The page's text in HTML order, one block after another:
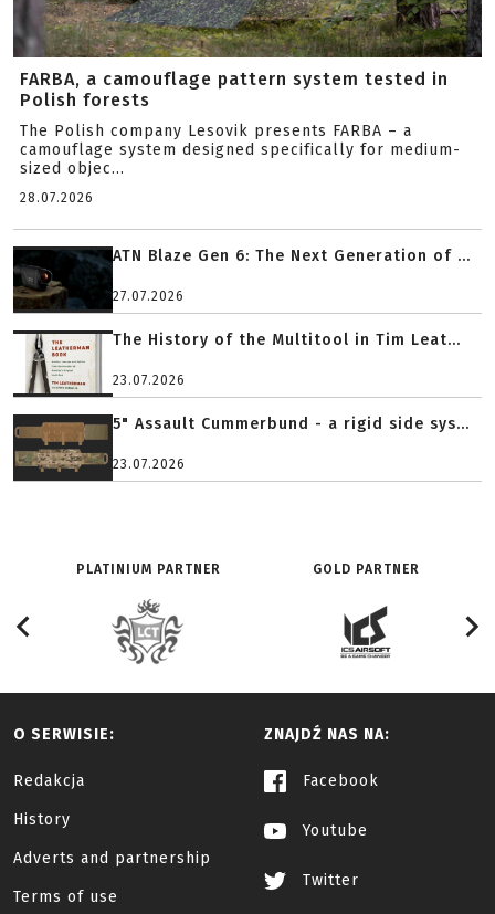
FARBA, a camouflage pattern system tested in
Polish forests
The Polish company Lesovik presents FARBA – a
camouflage system designed specifically for medium-
sized objec...
28.07.2026
ATN Blaze Gen 6: The Next Generation of ...
27.07.2026
The History of the Multitool in Tim Leat...
23.07.2026
5" Assault Cummerbund - a rigid side sys...
23.07.2026
PLATINIUM PARTNER GOLD PARTNER
O SERWISIE:
Redakcja
History
Adverts and partnership
Terms of use
ZNAJDŹ NAS NA:
Facebook
Youtube
Twitter